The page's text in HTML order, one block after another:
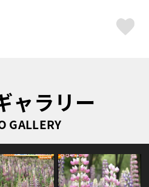
ャラリー
GALLERY